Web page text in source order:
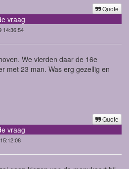
Quote
vraag
14:36:54
We vierden daar de 16e
met 23 man. Was erg gezellig en
Quote
vraag